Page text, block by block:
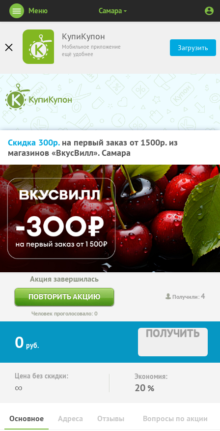
КупиКупон
Мобильное приложение
ещё удобнее
Загрузить
Меню Самара
Скидка 300р.на первый заказ от 1500р. из
магазинов «ВкусВилл». Самара
Получили:4
Акция завершилась
ПОВТОРИТЬ АКЦИЮ
Человек проголосовало: 0
0 руб.
ПОЛУЧИТЬ
Цена без скидки:
∞
Экономия:
20 %
Основное Отзывы Вопросы по акции
Адреса